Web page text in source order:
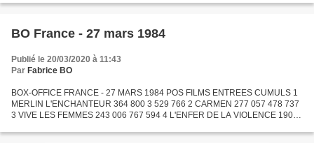
PERSONNE...
BO France - 27 mars 1984
Publié le 20/03/2020 à 11:43
Par Fabrice BO
BOX-OFFICE FRANCE - 27 MARS 1984 POS FILMS ENTREES CUMULS 1
MERLIN L'ENCHANTEUR 364 800 3 529 766 2 CARMEN 277 057 478 737
3 VIVE LES FEMMES 243 006 767 594 4 L'ENFER DE LA VIOLENCE 190
157...